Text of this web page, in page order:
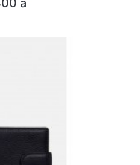
a